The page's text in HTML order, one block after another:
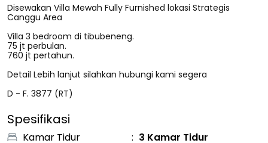
Disewakan Villa Mewah Fully Furnished lokasi Strategis
Canggu Area
Villa 3 bedroom di tibubeneng.
75 jt perbulan.
760 jt pertahun.
Detail Lebih lanjut silahkan hubungi kami segera
D - F. 3877 (RT)
Spesifikasi
Kamar Tidur : 3 Kamar Tidur